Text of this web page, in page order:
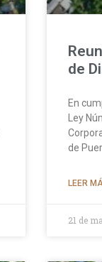
de
En
Ley
de
LEER
21 de